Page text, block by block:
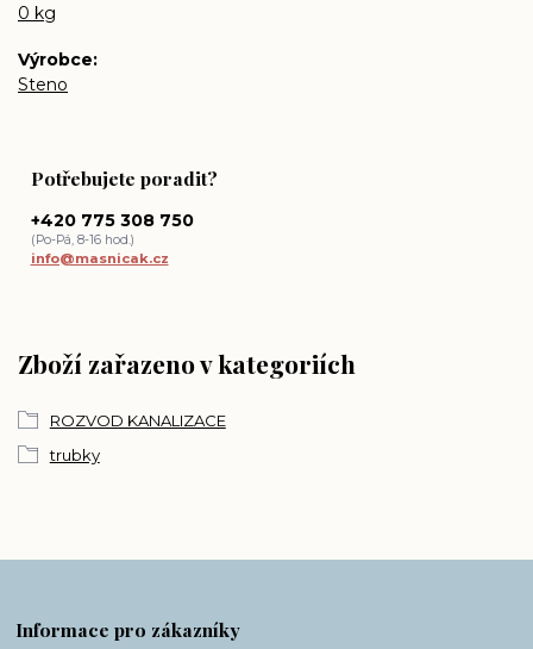
0 kg
Výrobce
Steno
Zboží zařazeno v kategoriích
ROZVOD KANALIZACE
trubky
Potřebujete poradit?
+420 775 308 750
(Po-Pá, 8-16 hod.)
info@masnicak.cz
Informace pro zákazníky